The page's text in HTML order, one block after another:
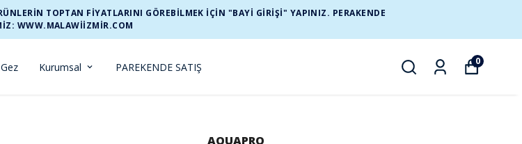
TOPTAN FİYATLARINI GÖREBİLMEK İÇİN "BAYİ GİRİŞİ" YAPINIZ. PERAKENDE
WWW.MALAWIIZMIR.COM
Kurumsal PAREKENDE SATIŞ 0
AQUAPRO